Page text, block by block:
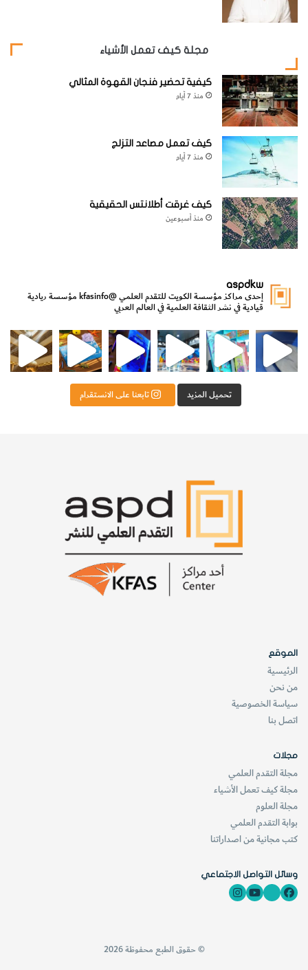
مجلة كيف تعمل الأشياء
كيفية تحضير فنجان القهوة المثالي
منذ 7 أيام
كيف تعمل مصاعد التزلج
منذ 7 أيام
كيف غرقت أطلانتس الحقيقية
منذ أسبوعين
aspdkw
إحدى مراكز مؤسسة الكويت للتقدم العلمي@kfasinfo مؤسسة ريادية
قيادية في نشر الثقافة العلمية في العالم العربي
لشؤون الش
من الأعماق نكتشف ومن الكتب نتعلّم
⁨ ⁨ نتشرف بدعوتكم لزيارة جناح التقدم العلمي للنشر ⁨ رجعنا! ما كنّا بعيد! مجهزين لكم كل جديد!⁩
تحميل المزيد تابعنا على الانستقرام
الموقع
الرئيسية
من نحن
سياسة الخصوصية
اتصل بنا
مجلات
مجلة التقدم العلمي
مجلة كيف تعمل الأشياء
مجلة العلوم
بوابة التقدم العلمي
كتب مجانية من اصداراتنا
وسائل التواصل الاجتماعي
© حقوق الطبع محفوظة 2026